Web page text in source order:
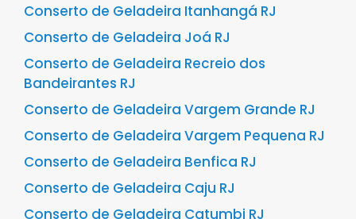
Conserto de Geladeira Itanhangá RJ
Conserto de Geladeira Joá RJ
Conserto de Geladeira Recreio dos
Bandeirantes RJ
Conserto de Geladeira Vargem Grande RJ
Conserto de Geladeira Vargem Pequena RJ
Conserto de Geladeira Benfica RJ
Conserto de Geladeira Caju RJ
Conserto de Geladeira Catumbi RJ